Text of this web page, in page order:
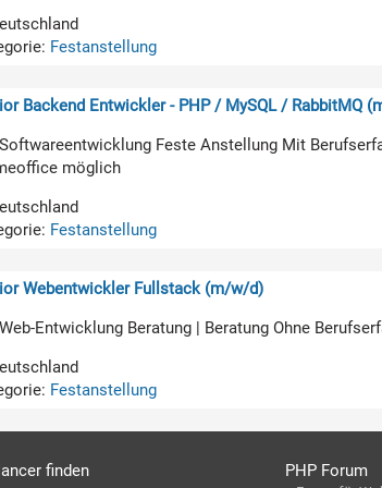
Festanstellung
Backend Entwickler - PHP / MySQL / RabbitMQ
Feste Anstellung Mit
möglich
Festanstellung
Webentwickler Fullstack (m/w/d)
Entwicklung Beratung | Beratung Ohne
Festanstellung
finden PHP Forum